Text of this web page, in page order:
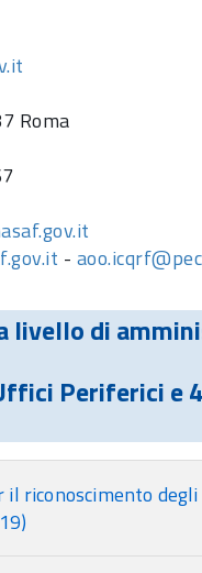
Roma
-
livello di
Periferici e
il riconoscimento